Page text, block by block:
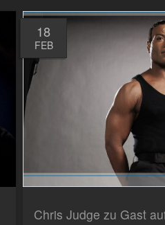
18
FEB
Chris Judge zu Gast